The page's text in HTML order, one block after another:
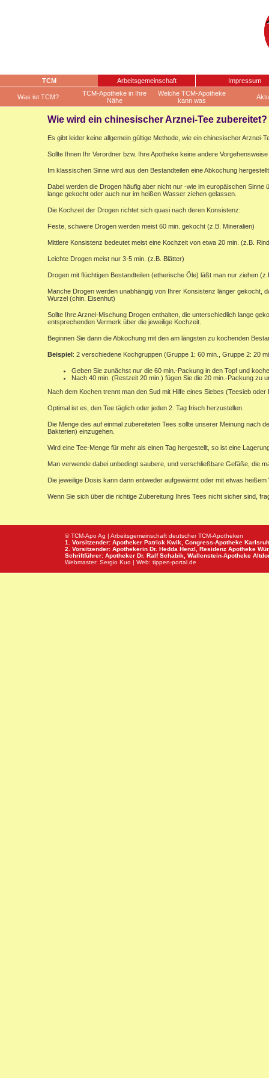
TCM Arbeitsgemeinschaft Impressum
Was ist TCM?
TCM-Apotheke in Ihre
Nähe
Welche TCM-Apotheke
kann was
Wie wird ein chinesischer Arznei-Tee zubereitet?
Es gibt leider keine allgemein gültige Methode, wie ein chinesischer Arznei-
Sollte Ihnen Ihr Verordner bzw. Ihre Apotheke keine andere
Im klassischen Sinne wird aus den Bestandteilen eine Abkochung
Dabei werden die Drogen häufig aber nicht nur -wie im europäischen
lange gekocht oder auch nur im heißen Wasser ziehen gelassen.
Die Kochzeit der Drogen richtet sich quasi nach deren Konsistenz:
Feste, schwere Drogen werden meist 60 min. gekocht (z.B. Mineralien)
Mittlere Konsistenz bedeutet meist eine Kochzeit von etwa 20 min. (z.B.
Leichte Drogen meist nur 3-5 min. (z.B. Blätter)
Drogen mit flüchtigen Bestandteilen (etherische Öle) läßt man nur ziehen
Manche Drogen werden unabhängig von Ihrer Konsistenz länger gekocht,
Wurzel (chin. Eisenhut)
Sollte Ihre Arznei-Mischung Drogen enthalten, die unterschiedlich lange
entsprechenden Vermerk über die jeweilige Kochzeit.
Beginnen Sie dann die Abkochung mit den am längsten zu kochenden
Beispiel: 2 verschiedene Kochgruppen (Gruppe 1: 60 min., Gruppe 2: 20
Geben Sie zunächst nur die 60 min.-Packung in den Topf und
Nach 40 min. (Restzeit 20 min.) fügen Sie die 20 min.-Packung zu
Nach dem Kochen trennt man den Sud mit Hilfe eines Siebes (Teesieb
Optimal ist es, den Tee täglich oder jeden 2. Tag frisch herzustellen.
Die Menge des auf einmal zubereiteten Tees sollte unserer Meinung nach
Bakterien) einzugehen.
Wird eine Tee-Menge für mehr als einen Tag hergestellt, so ist eine
Man verwende dabei unbedingt saubere, und verschließbare Gefäße, die
Die jeweilige Dosis kann dann entweder aufgewärmt oder mit etwas
Wenn Sie sich über die richtige Zubereitung Ihres Tees nicht sicher sind,
© TCM-Apo Ag | Arbeitsgemeinschaft deutscher TCM-Apotheken
1. Vorsitzender: Apotheker Patrick Kwik, Congress-Apotheke
2. Vorsitzender: Apothekerin Dr. Hedda Henzl, Residenz Apotheke
Schriftführer: Apotheker Dr. Ralf Schabik, Wallenstein-Apotheke
Webmaster: Sergio Kuo | Web: tippen-portal.de